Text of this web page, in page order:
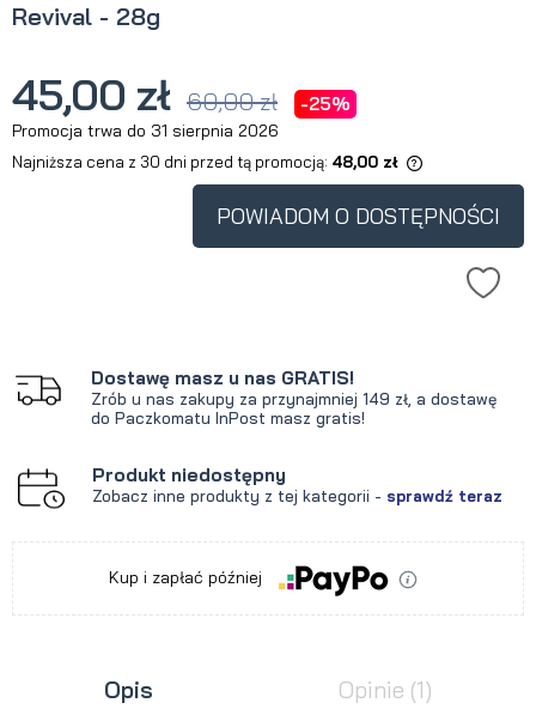
Revival - 28g
45,00 zł 60,00 zł -25%
Promocja trwa do 31 sierpnia 2026
Najniższa cena z 30 dni przed tą promocją: 48,00 zł
Jeżeli produkt jest sprzedawany
krócej niż 30 dni, wyświetlana jest
produkt pojawił się w sprzedaży.
POWIADOM O DOSTĘPNOŚCI
Dostawę masz u nas GRATIS!
Zrób u nas zakupy za przynajmniej 149 zł, a dostawę
do Paczkomatu InPost masz gratis!
Produkt niedostępny
Zobacz inne produkty z tej kategorii - sprawdź teraz
Kup i zapłać później
Opis Opinie (1)